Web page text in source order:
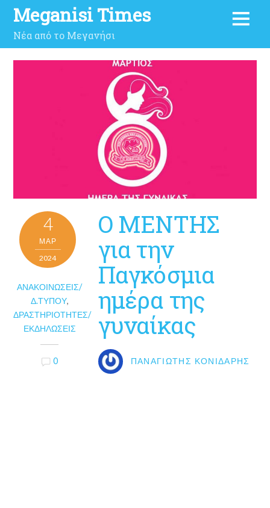
Meganisi Times
Νέα από το Μεγανήσι
4
ΜΑΡ
2024
ΑΝΑΚΟΙΝΏΣΕΙΣ/
Δ.ΤΎΠΟΥ,
ΔΡΑΣΤΗΡΙΌΤΗΤΕΣ/
ΕΚΔΗΛΏΣΕΙΣ
0
Ο ΜΕΝΤΗΣ
για την
Παγκόσμια
ημέρα της
γυναίκας
ΠΑΝΑΓΙΏΤΗΣ ΚΟΝΙΔΆΡΗΣ